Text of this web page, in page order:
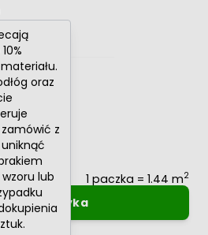
oraz
z
lub
1 paczka = 1.44 m2
do koszyka